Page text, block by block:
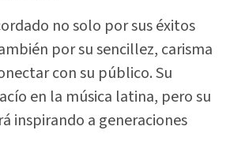
no solo por sus éxitos
por su sencillez, carisma
con su público. Su
en la música latina, pero su
inspirando a generaciones